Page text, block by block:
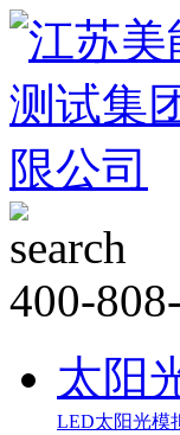
400-
太阳
LED太阳光模